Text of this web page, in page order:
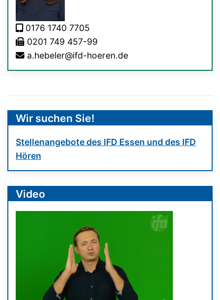
0176 1740 7705
0201 749 457-99
a.hebeler@ifd-hoeren.de
Wir suchen Sie!
Stellenangebote des IFD Essen und des IFD
Hören
Video